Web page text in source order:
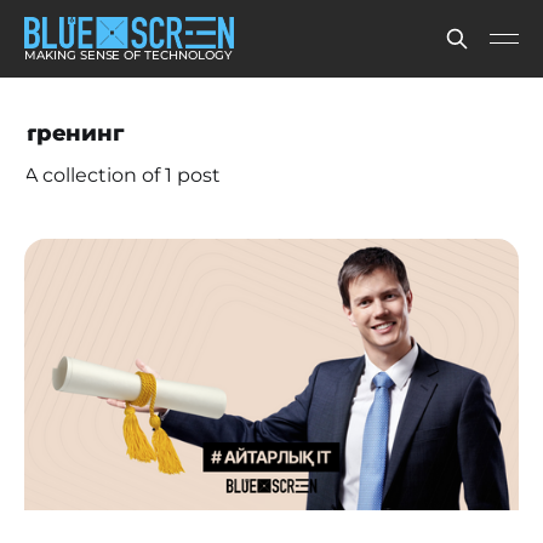
MAKING SENSE OF TECHNOLOGY
тренинг
A collection of 1 post